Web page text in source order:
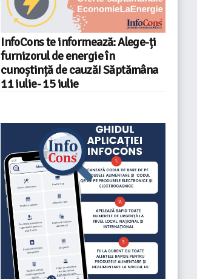
InfoCons te informează: Alege-ți
furnizorul de energie în
cunoștință de cauză! Săptămâna
11 iulie- 15 iulie